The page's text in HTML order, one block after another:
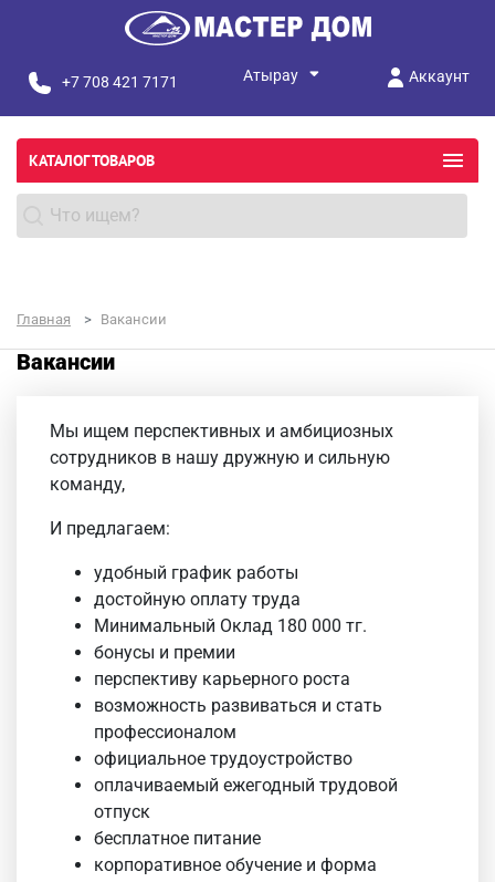
+7 708 421 7171 Аккаунт
КАТАЛОГ ТОВАРОВ
Главная Вакансии
Вакансии
Мы ищем перспективных и амбициозных
сотрудников в нашу дружную и сильную
команду,
И предлагаем:
удобный график работы
достойную оплату труда
Минимальный Оклад 180 000 тг.
бонусы и премии
перспективу карьерного роста
возможность развиваться и стать
профессионалом
официальное трудоустройство
оплачиваемый ежегодный трудовой
отпуск
бесплатное питание
корпоративное обучение и форма